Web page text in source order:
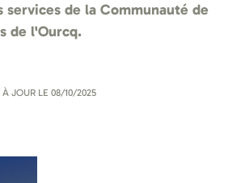
services de la Communauté de
de l'Ourcq.
JOUR LE 08/10/2025